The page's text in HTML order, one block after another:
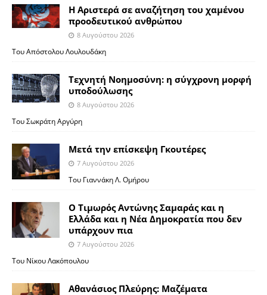
Η Αριστερά σε αναζήτηση του χαμένου
προοδευτικού ανθρώπου
8 Αυγούστου 2026
Του Απόστολου Λουλουδάκη
Τεχνητή Νοημοσύνη: η σύγχρονη μορφή
υποδούλωσης
8 Αυγούστου 2026
Του Σωκράτη Αργύρη
Μετά την επίσκεψη Γκουτέρες
7 Αυγούστου 2026
Του Γιαννάκη Λ. Ομήρου
Ο Τιμωρός Αντώνης Σαμαράς και η
Ελλάδα και η Νέα Δημοκρατία που δεν
υπάρχουν πια
7 Αυγούστου 2026
Του Νίκου Λακόπουλου
Αθανάσιος Πλεύρης: Μαζέματα